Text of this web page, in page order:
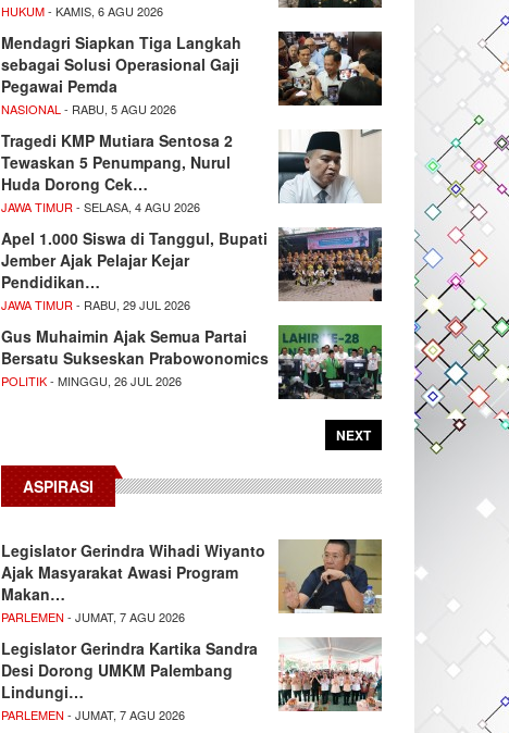
HUKUM- KAMIS, 6 AGU 2026
Mendagri Siapkan Tiga Langkah
sebagai Solusi Operasional Gaji
Pegawai Pemda
NASIONAL - RABU, 5 AGU 2026
Tragedi KMP Mutiara Sentosa 2
Tewaskan 5 Penumpang, Nurul
Huda Dorong Cek…
JAWA TIMUR - SELASA, 4 AGU 2026
Apel 1.000 Siswa di Tanggul, Bupati
Jember Ajak Pelajar Kejar
Pendidikan…
JAWA TIMUR - RABU, 29 JUL 2026
Gus Muhaimin Ajak Semua Partai
Bersatu Sukseskan Prabowonomics
POLITIK- MINGGU, 26 JUL 2026
NEXT
ASPIRASI
Legislator Gerindra Wihadi Wiyanto
Ajak Masyarakat Awasi Program
Makan…
PARLEMEN - JUMAT, 7 AGU 2026
Legislator Gerindra Kartika Sandra
Desi Dorong UMKM Palembang
Lindungi…
PARLEMEN - JUMAT, 7 AGU 2026